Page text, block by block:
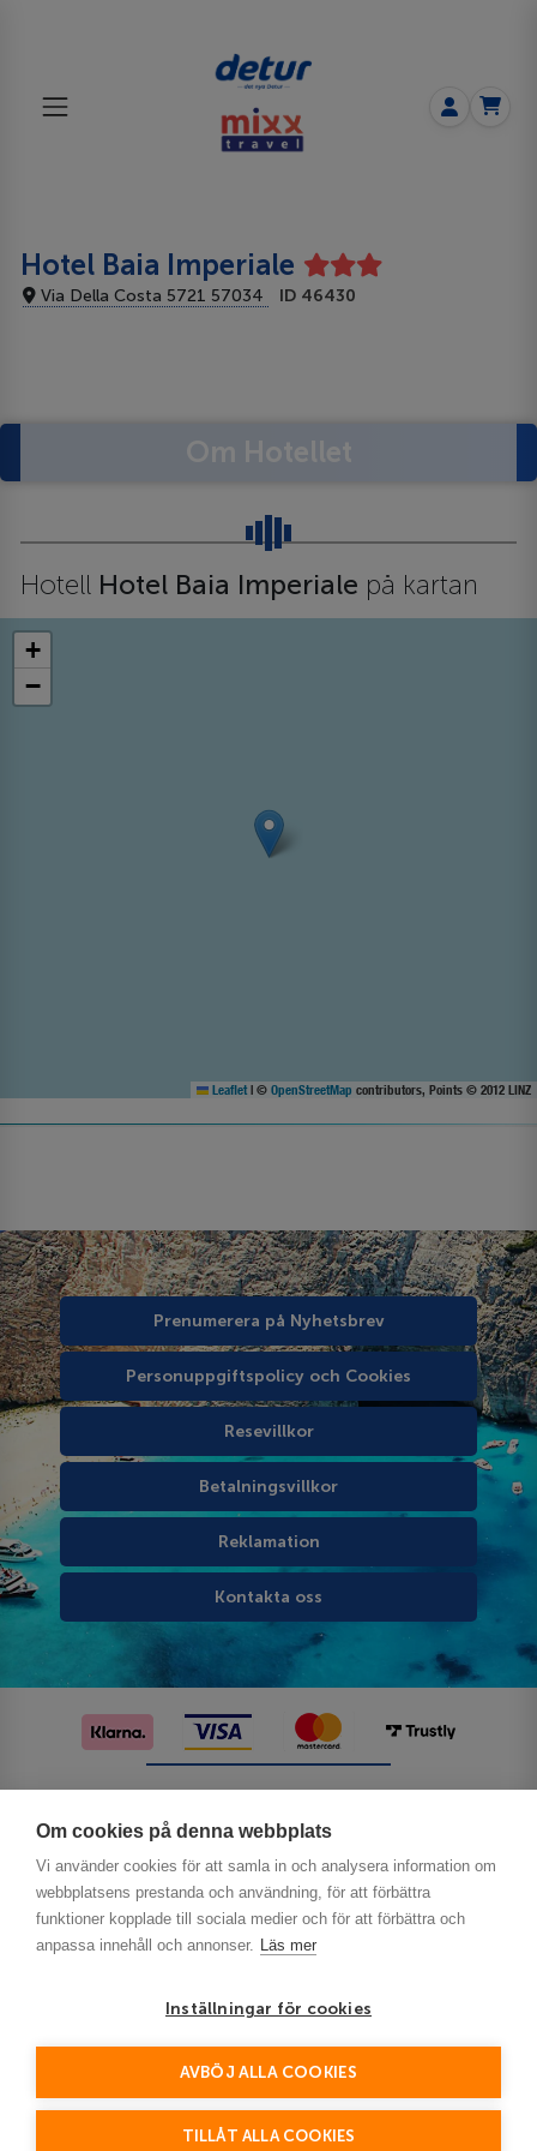
Om cookies på denna webbplats
Vi använder cookies för att samla in och analysera information om
webbplatsens prestanda och användning, för att förbättra
funktioner kopplade till sociala medier och för att förbättra och
anpassa innehåll och annonser. Läs mer
Inställningar för cookies
AVBÖJ ALLA COOKIES
TILLÅT ALLA COOKIES
Hotel Baia Imperiale
Via Della Costa 5721 57034 ID 46430
Hotell Hotel Baia Imperiale på kartan
+
−
Leaflet | © OpenStreetMap contributors, Points © 2012 LINZ
Prenumerera på Nyhetsbrev
Personuppgiftspolicy och Cookies
Resevillkor
Betalningsvillkor
Reklamation
Kontakta oss
This site is protected by reCAPTCHA and the Google
Policy and Terms of Service apply.